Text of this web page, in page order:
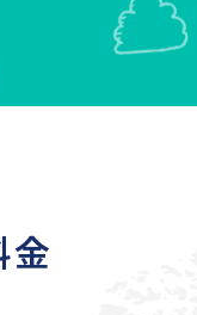
金